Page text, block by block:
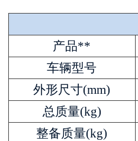
产品**
车辆型号
外形尺寸(mm)
总质量(kg)
整备质量(kg)